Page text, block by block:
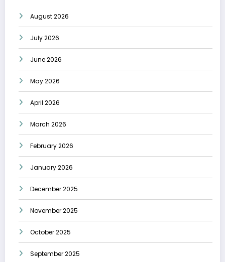
August 2026
July 2026
June 2026
May 2026
April 2026
March 2026
February 2026
January 2026
December 2025
November 2025
October 2025
September 2025